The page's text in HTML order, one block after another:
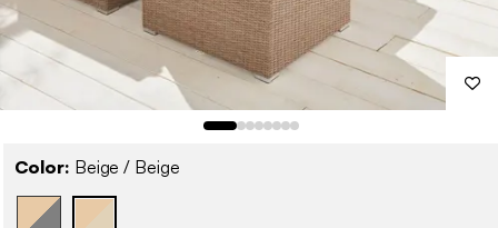
Color: Beige / Beige